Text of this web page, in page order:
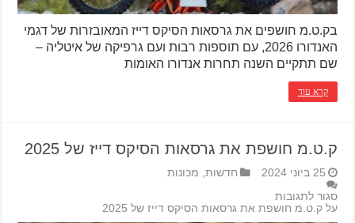
בק.ט.מ חושפים את גרסאות הסיקס דייז המאובזרות של דגמי
האנדורו 2026, עם תוספות רבות ועם גרפיקה של איטליה –
שם תתקיים השנה תחרות אנדורו האומות
קרא עוד
ק.ט.מ חושפת את גרסאות הסיקס דייז של 2025
25 ביוני 2024 חדשות, מכונות
סגור לתגובות
על ק.ט.מ חושפת את גרסאות הסיקס דייז של 2025